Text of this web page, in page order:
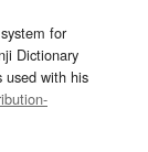
for
Dictionary
used with his